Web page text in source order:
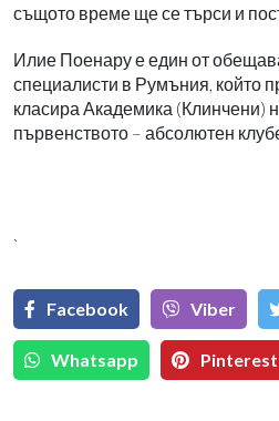
същото време ще се търси и
Илие Поенару е един от
специалисти в Румъния, който
класира Академика (Клинчени)
първенството – абсолютен
`
Facebook Viber
Whatsapp Pinterest